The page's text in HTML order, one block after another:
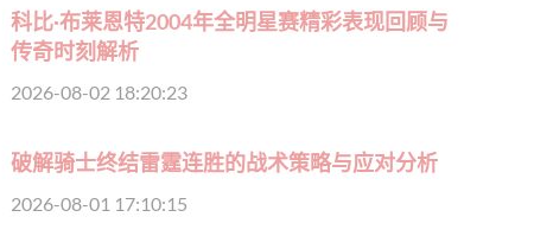
科比·布莱恩特2004年全明星赛精彩表现回顾与
传奇时刻解析
2026-08-02 18:20:23
破解骑士终结雷霆连胜的战术策略与应对分析
2026-08-01 17:10:15